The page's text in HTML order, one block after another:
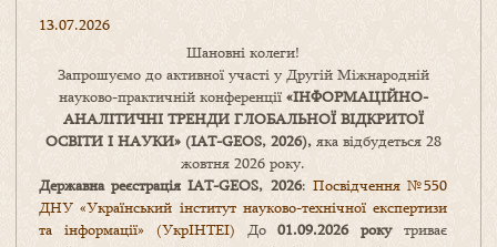
13.07.2026
Шановні колеги!
Запрошуємо до активної участі у Другій Міжнародній
науково-практичній конференції «ІНФОРМАЦІЙНО-
АНАЛІТИЧНІ ТРЕНДИ ГЛОБАЛЬНОЇ ВІДКРИТОЇ
ОСВІТИ І НАУКИ» (IAT-GEOS, 2026),яка відбудеться 28
жовтня 2026 року.
Державна реєстрація IAT-GEOS, 2026: Посвідчення №550
ДНУ «Український інститут науково-технічної експертизи
та інформації» (УкрІНТЕІ) До01.09.2026 рокутриває